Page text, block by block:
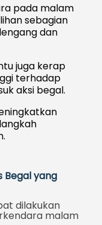
pada malam
sebagian
dan
juga kerap
terhadap
aksi begal.
Begal yang
dilakukan
malam